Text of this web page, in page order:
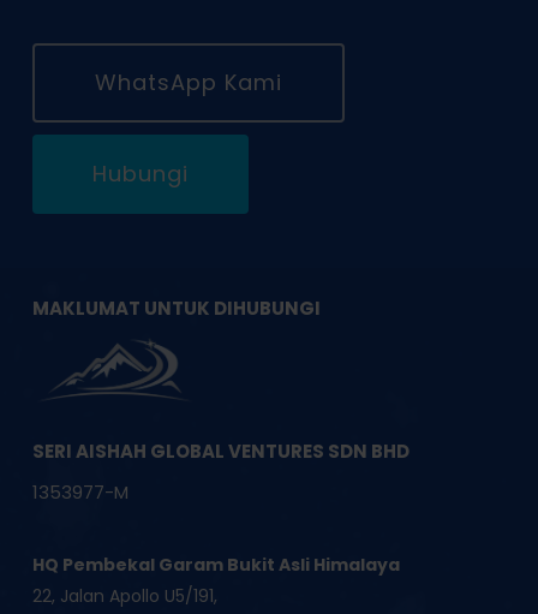
WhatsApp Kami
Hubungi
MAKLUMAT UNTUK DIHUBUNGI
SERI AISHAH GLOBAL VENTURES SDN BHD
1353977-M
HQ Pembekal Garam Bukit Asli Himalaya
22, Jalan Apollo U5/191,